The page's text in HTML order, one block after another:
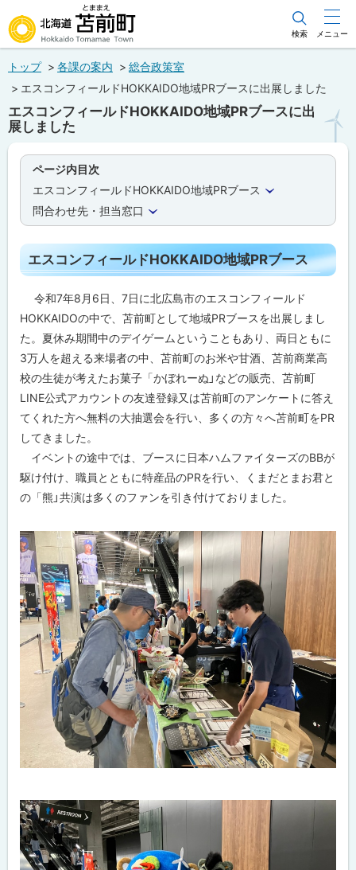
文
メ
ュ
ー
北海道苫前町
Hokkaido Tomamae Town
検索 メニュー
トップ 各課の案内
総合政策室
エスコンフィールドHOKKAIDO地域PRブースに出展しました
エスコンフィールドHOKKAIDO地域PRブースに出
展しました
ページ内目次
エスコンフィールドHOKKAIDO地域PRブース
問合わせ先・担当窓口
エスコンフィールドHOKKAIDO地域PRブース
令和7年8月6日、7日に北広島市のエスコンフィールド
HOKKAIDOの中で、苫前町として地域PRブースを出展しまし
た。夏休み期間中のデイゲームということもあり、両日ともに
3万人を超える来場者の中、苫前町のお米や甘酒、苫前商業高
校の生徒が考えたお菓子「かぼれーぬ」などの販売、苫前町
LINE公式アカウントの友達登録又は苫前町のアンケートに答え
てくれた方へ無料の大抽選会を行い、多くの方々へ苫前町をPR
してきました。
イベントの途中では、ブースに日本ハムファイターズのBBが
駆け付け、職員とともに特産品のPRを行い、くまだとまお君と
の「熊」共演は多くのファンを引き付けておりました。